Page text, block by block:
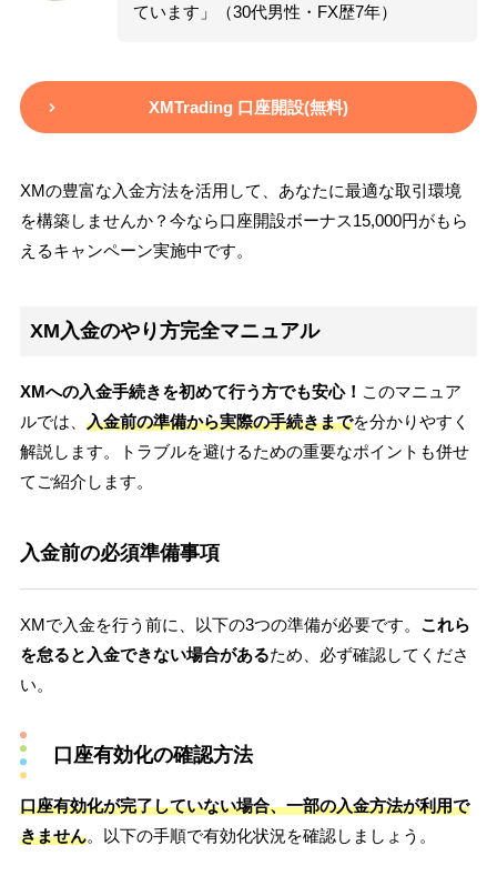
ています」（30代男性・FX歴7年）
XMTrading 口座開設(無料)
XMの豊富な入金方法を活用して、あなたに最適な取引環境
を構築しませんか？今なら口座開設ボーナス15,000円がもら
えるキャンペーン実施中です。
XM入金のやり方完全マニュアル
XMへの入金手続きを初めて行う方でも安心！ このマニュア
ルでは、 入金前の準備から実際の手続きまでを分かりやすく
解説します。トラブルを避けるための重要なポイントも併せ
てご紹介します。
入金前の必須準備事項
XMで入金を行う前に、以下の3つの準備が必要です。 これら
を怠ると入金できない場合があるため、必ず確認してくださ
い。
口座有効化の確認方法
口座有効化が完了していない場合、一部の入金方法が利用で
きません。以下の手順で有効化状況を確認しましょう。